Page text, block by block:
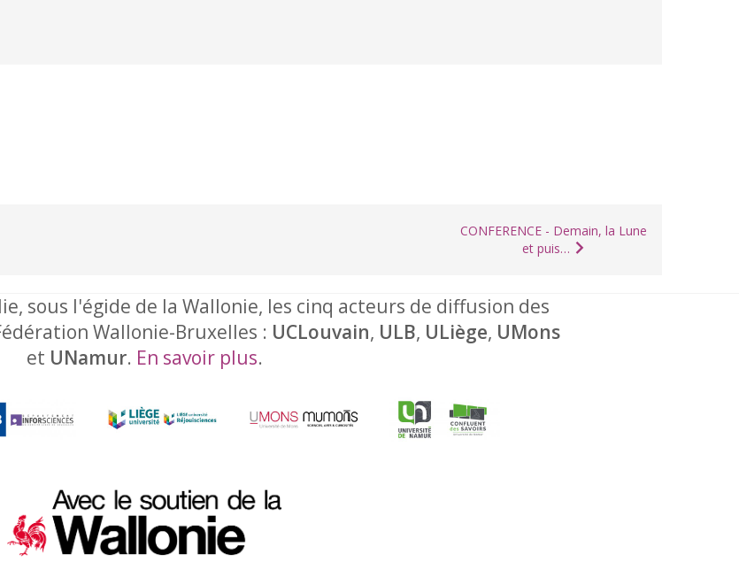
CONFERENCE - Demain, la Lune
et puis…
sous l'égide de la Wallonie, les cinq acteurs de diffusion des
Wallonie-Bruxelles : UCLouvain, ULB, ULiège, UMons
et UNamur. En savoir plus.